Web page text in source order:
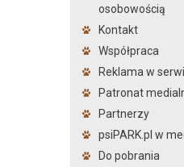
osobowością
Kontakt
Współpraca
Reklama w
Patronat
Partnerzy
psiPARK.pl w
Do pobrania